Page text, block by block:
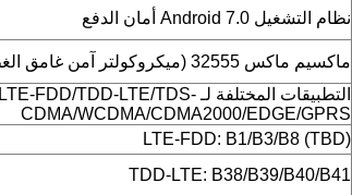
نظام التشغيل Android 7.0 أمان الدفع
ماكسيم ماكس 32555 (ميكروكولتر آمن غامق الغطاء)
التطبيقات المختلفة لـ LTE-FDD/TDD-LTE/TDS-
CDMA/WCDMA/CDMA2000/EDGE/GPRS
LTE-FDD: B1/B3/B8 (TBD)
TDD-LTE: B38/B39/B40/B41